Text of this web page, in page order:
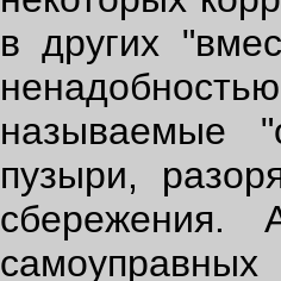
в других
называемые
пузыри,